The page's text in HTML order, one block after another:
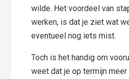
wilde. Het voordeel van
werken, is dat je ziet wat
eventueel nog iets mist.
Toch is het handig om
weet dat je op termijn